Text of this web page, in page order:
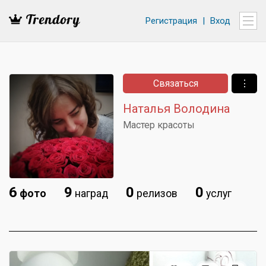
Регистрация | Вход
Мастер красоты
Наталья Володина
Связаться ⋮
6 фото 9 наград 0 релизов 0 услуг